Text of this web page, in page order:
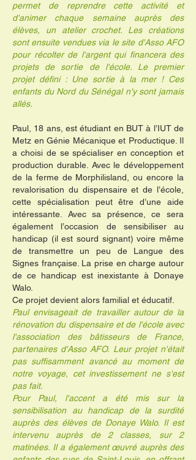
permet de reprendre cette activité et
d'animer chaque semaine auprès des
élèves, un atelier crochet. Les créations
sont ensuite vendues via le site d'Asso AFO
pour récolter de l'argent qui financera des
projets de sortie de l'école. Le premier
projet défini : Une sortie à la mer ! Ces
enfants du Nord du Sénégal n'y sont jamais
allés.
Paul, 18 ans, est étudiant en BUT à l’IUT de
Metz en Génie Mécanique et Productique. Il
a choisi de se spécialiser en conception et
production durable. Avec le développement
de la ferme de Morphilisland, ou encore la
revalorisation du dispensaire et de l’école,
cette spécialisation peut être d’une aide
intéressante. Avec sa présence, ce sera
également l’occasion de sensibiliser au
handicap (il est sourd signant) voire même
de transmettre un peu de Langue des
Signes française. La prise en charge autour
de ce handicap est inexistante à Donaye
Walo.
Ce projet devient alors familial et éducatif.
Paul envisageait de travailler autour de la
rénovation du dispensaire et de l'école avec
l'association des bâtisseurs de France,
partenaires d'Asso AFO. Leur projet n'était
pas suffisamment avancé au moment de
notre voyage, cet investissement ne s'est
pas fait.
Pour Paul, l'accent a été mis sur la
sensibilisation au handicap de la surdité
auprès des élèves de Donaye Walo. Il est
intervenu auprès de 2 classes, sur 2
matinées. Il a également œuvré auprès des